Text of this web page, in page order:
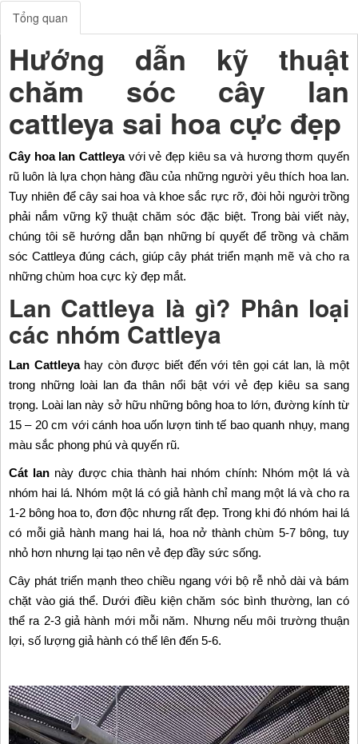
Tổng quan
Hướng dẫn kỹ thuật
chăm sóc cây lan
cattleya sai hoa cực đẹp
Cây hoa lan Cattleyavới vẻ đẹp kiêu sa và hương thơm quyến
rũ luôn là lựa chọn hàng đầu của những người yêu thích hoa lan.
Tuy nhiên để cây sai hoa và khoe sắc rực rỡ, đòi hỏi người trồng
phải nắm vững kỹ thuật chăm sóc đặc biệt. Trong bài viết này,
chúng tôi sẽ hướng dẫn bạn những bí quyết để trồng và chăm
sóc Cattleya đúng cách, giúp cây phát triển mạnh mẽ và cho ra
những chùm hoa cực kỳ đẹp mắt.
Lan Cattleya là gì? Phân loại
các nhóm Cattleya
Lan Cattleyahay còn được biết đến với tên gọi cát lan, là một
trong những loài lan đa thân nổi bật với vẻ đẹp kiêu sa sang
trọng. Loài lan này sở hữu những bông hoa to lớn, đường kính từ
15 – 20 cm với cánh hoa uốn lượn tinh tế bao quanh nhụy, mang
màu sắc phong phú và quyến rũ.
Cát lannày được chia thành hai nhóm chính: Nhóm một lá và
nhóm hai lá. Nhóm một lá có giả hành chỉ mang một lá và cho ra
1-2 bông hoa to, đơn độc nhưng rất đẹp. Trong khi đó nhóm hai lá
có mỗi giả hành mang hai lá, hoa nở thành chùm 5-7 bông, tuy
nhỏ hơn nhưng lại tạo nên vẻ đẹp đầy sức sống.
Cây phát triển mạnh theo chiều ngang với bộ rễ nhỏ dài và bám
chặt vào giá thể. Dưới điều kiện chăm sóc bình thường, lan có
thể ra 2-3 giả hành mới mỗi năm. Nhưng nếu môi trường thuận
lợi, số lượng giả hành có thể lên đến 5-6.